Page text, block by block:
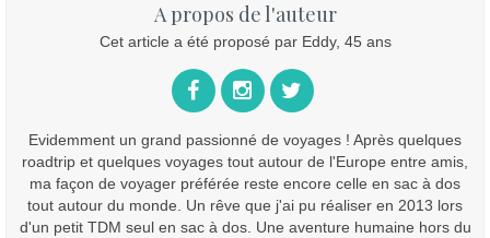
A propos de l'auteur
Cet article a été proposé par Eddy, 45 ans
Evidemment un grand passionné de voyages ! Après quelques
roadtrip et quelques voyages tout autour de l'Europe entre amis,
ma façon de voyager préférée reste encore celle en sac à dos
tout autour du monde. Un rêve que j'ai pu réaliser en 2013 lors
d'un petit TDM seul en sac à dos. Une aventure humaine hors du